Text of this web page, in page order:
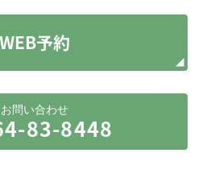
WEB予約
お問い合わせ
83-8448